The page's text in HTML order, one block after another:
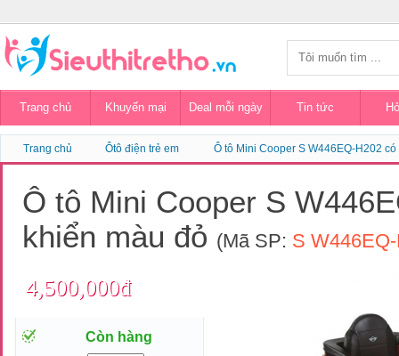
Trang chủ Khuyến mại Deal mỗi ngày Tin tức
Trang chủ Ôtô điện trẻ em Ô tô Mini Cooper S W446EQ-H202
Ô tô Mini Cooper S
khiển màu đỏ (Mã SP: S
4,500,000đ
Còn hàng